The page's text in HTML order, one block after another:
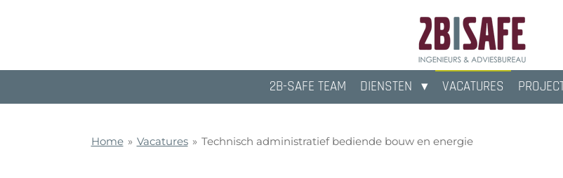
2B-SAFE TEAM DIENSTEN VACATURES
Home » Vacatures » Technisch administratief bediende bouw en energie